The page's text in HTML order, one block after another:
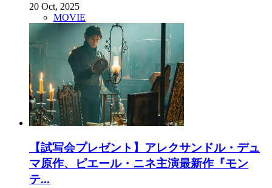
20 Oct, 2025
MOVIE
【試写会プレゼント】アレクサンドル・デュ
マ原作、ピエール・ニネ主演最新作『モン
テ...